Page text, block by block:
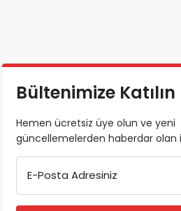
Bültenimize Katılın
Hemen ücretsiz üye olun ve yeni
güncellemelerden haberdar olan
E-Posta Adresiniz